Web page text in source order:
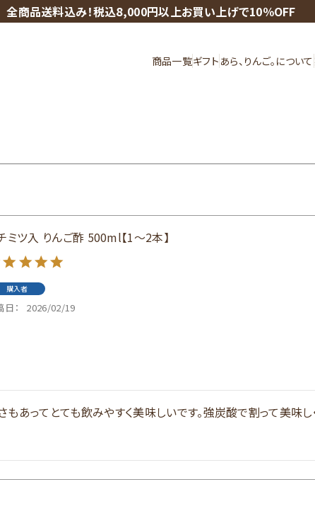
全商品送料込み！税込8,000円以上お買い上げで10％OFF
商品一覧ギフト あら、りんご。について
ミツ入 りんご酢 500ml【1～2本】
購入者
日 2026/02/19
もあってとても飲みやすく美味しいです。強炭酸で割って美味し